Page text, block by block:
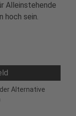
Alleinstehende
hoch sein.
Alternative